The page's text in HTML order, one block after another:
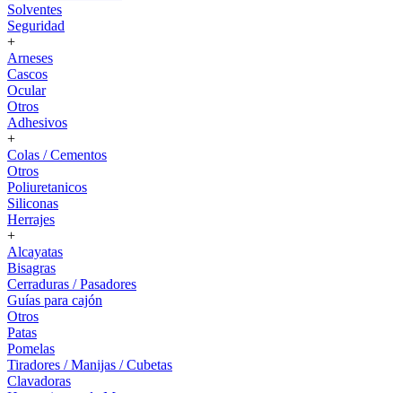
Solventes
Seguridad
+
Arneses
Cascos
Ocular
Otros
Adhesivos
+
Colas / Cementos
Otros
Poliuretanicos
Siliconas
Herrajes
+
Alcayatas
Bisagras
Cerraduras / Pasadores
Guías para cajón
Otros
Patas
Pomelas
Tiradores / Manijas / Cubetas
Clavadoras